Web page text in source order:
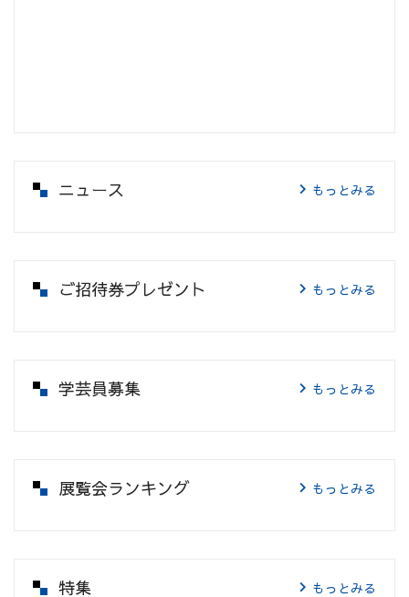
ニュース もっとみる
ご招待券プレゼント もっとみる
学芸員募集 もっとみる
展覧会ランキング もっとみる
特集 もっとみる